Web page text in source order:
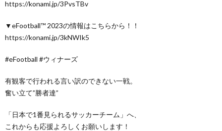
https://konami.jp/3PvsTBv
▼eFootball™ 2023の情報はこちらから！！
https://konami.jp/3kNWIk5
#eFootball #ウィナーズ
有観客で行われる言い訳のできない一戦。
奮い立て”勝者達”
「日本で1番見られるサッカーチーム」へ、
これからも応援よろしくお願いします！